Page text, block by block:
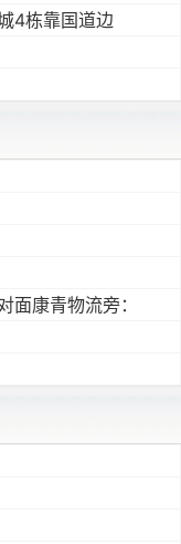
4栋靠国道边
面康青物流旁：